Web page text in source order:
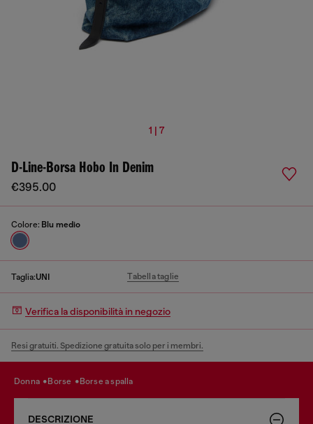
1 | 7
D-Line-Borsa Hobo In Denim
€395.00
Colore: Blu medio
Taglia:UNI Tabella taglie
Verifica la disponibilità in negozio
Resi gratuiti. Spedizione gratuita solo per i membri.
donna borse borse a spalla
DESCRIZIONE